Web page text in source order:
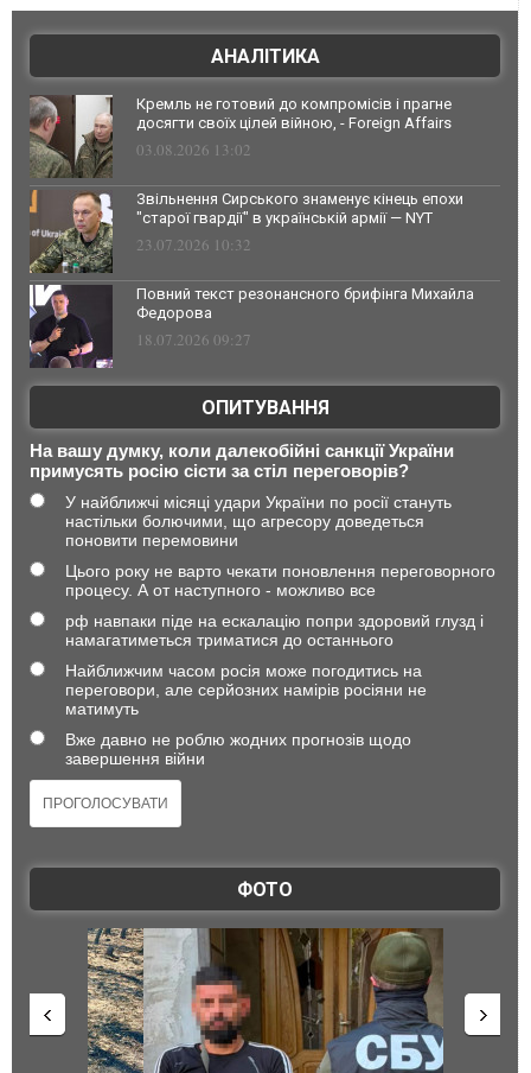
АНАЛІТИКА
Кремль не готовий до компромісів і прагне
досягти своїх цілей війною, - Foreign Affairs
03.08.2026 13:02
Звільнення Сирського знаменує кінець епохи
"старої гвардії" в українській армії — NYT
23.07.2026 10:32
Повний текст резонансного брифінга Михайла
Федорова
18.07.2026 09:27
ОПИТУВАННЯ
На вашу думку, коли далекобійні санкції України
примусять росію сісти за стіл переговорів?
У найближчі місяці удари України по росії стануть
настільки болючими, що агресору доведеться
поновити перемовини
Цього року не варто чекати поновлення переговорного
процесу. А от наступного - можливо все
рф навпаки піде на ескалацію попри здоровий глузд і
намагатиметься триматися до останнього
Найближчим часом росія може погодитись на
переговори, але серйозних намірів росіяни не
матимуть
Вже давно не роблю жодних прогнозів щодо
завершення війни
ФОТО